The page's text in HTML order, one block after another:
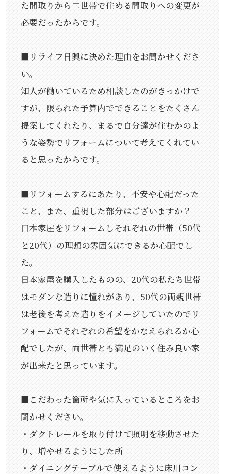
た間取りから二世帯で住める間取りへの変更が
必要だったからです。
■リライフ日興に決めた理由をお聞かせくださ
い。
知人が働いているため相談したのがきっかけで
すが、限られた予算内でできることをたくさん
提案してくれたり、まるで自分達が住むかのよ
うな姿勢でリフォームについて考えてくれてい
ると思ったからです。
■リフォームするにあたり、不安や心配だった
こと、また、重視した部分はございますか？
日本家屋をリフォームしそれぞれの世帯（50代
と20代）の理想の雰囲気にできるか心配でし
た。
日本家屋を購入したものの、20代の私たち世帯
はモダンな造りに憧れがあり、50代の両親世帯
は老後を考えた造りをイメージしていたのでリ
フォームでそれぞれの希望をかなえられるか心
配でしたが、両世帯とも満足のいく住み良い家
が出来たと思っています。
■こだわった箇所や気に入っているところをお
聞かせください。
・ダクトレールを取り付けて照明を移動させた
り、増やせるようにした所
・ダイニングテーブルで使えるように床用コン